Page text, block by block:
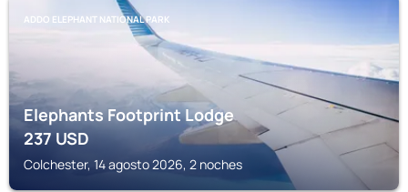
ADDO ELEPHANT NATIONAL PARK
Elephants Footprint Lodge
237USD
Colchester, 14 agosto 2026, 2 noches